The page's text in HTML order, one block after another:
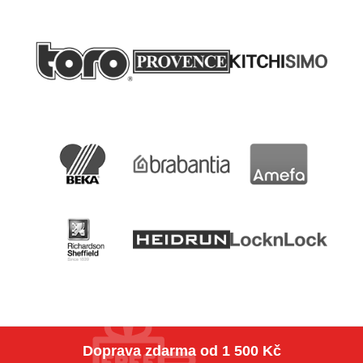
Doprava zdarmaod 1 500 Kč